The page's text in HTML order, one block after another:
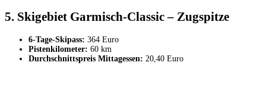
5. Skigebiet Garmisch-Classic – Zugspitze
6-Tage-Skipass: 364 Euro
Pistenkilometer: 60 km
Durchschnittspreis Mittagessen: 20,40 Euro